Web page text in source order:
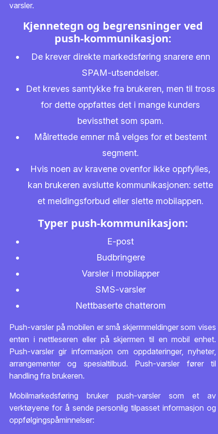
varsler.
Kjennetegn og begrensninger ved
push-kommunikasjon:
De krever direkte markedsføring snarere enn
SPAM-utsendelser.
Det kreves samtykke fra brukeren, men til tross
for dette oppfattes det i mange kunders
bevissthet som spam.
Målrettede emner må velges for et bestemt
segment.
Hvis noen av kravene ovenfor ikke oppfylles,
kan brukeren avslutte kommunikasjonen: sette
et meldingsforbud eller slette mobilappen.
Typer push-kommunikasjon:
E-post
Budbringere
Varsler i mobilapper
SMS-varsler
Nettbaserte chatterom
Push-varsler på mobilen er små skjermmeldinger som vises
enten i nettleseren eller på skjermen til en mobil enhet.
Push-varsler gir informasjon om oppdateringer, nyheter,
arrangementer og spesialtilbud. Push-varsler fører til
handling fra brukeren.
Mobilmarkedsføring bruker push-varsler som et av
verktøyene for å sende personlig tilpasset informasjon og
oppfølgingspåminnelser: